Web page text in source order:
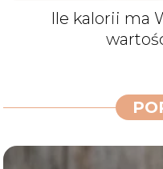
Ile kalorii ma